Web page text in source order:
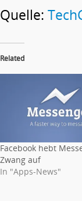
Quelle:
Related
Facebook hebt
Zwang auf
In "Apps-News"